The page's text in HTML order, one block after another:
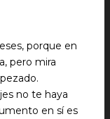
porque en
pero mira
no te haya
en sí es